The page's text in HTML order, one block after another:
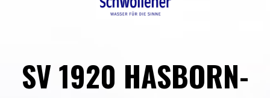
SV 1920 HASBORN-